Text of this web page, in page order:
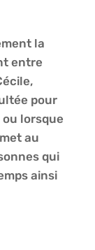
la
entre
pour
lorsque
au
qui
ainsi